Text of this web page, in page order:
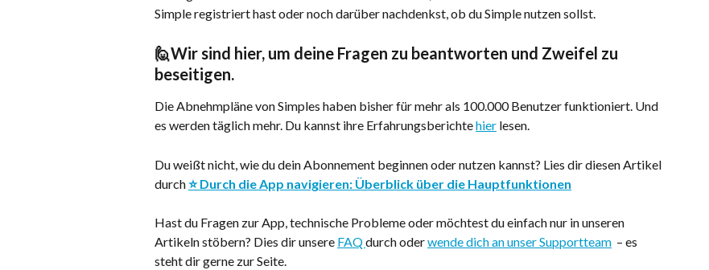
Simple registriert hast oder noch darüber nachdenkst, ob du Simple nutzen sollst.
🙋Wir sind hier, um deine Fragen zu beantworten und Zweifel zu
beseitigen.
Die Abnehmpläne von Simples haben bisher für mehr als 100.000 Benutzer funktioniert. Und
es werden täglich mehr. Du kannst ihre Erfahrungsberichte hier lesen.
Du weißt nicht, wie du dein Abonnement beginnen oder nutzen kannst? Lies dir diesen Artikel
durch ⭐ Durch die App navigieren: Überblick über die Hauptfunktionen
Hast du Fragen zur App, technische Probleme oder möchtest du einfach nur in unseren
Artikeln stöbern? Dies dir unsere FAQ durch oder wende dich an unser Supportteam
  – es
steht dir gerne zur Seite.